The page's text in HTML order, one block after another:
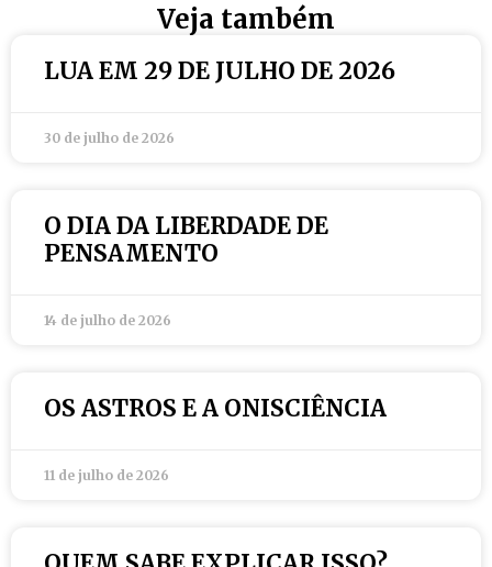
Veja também
LUA EM 29 DE JULHO DE 2026
30 de julho de 2026
O DIA DA LIBERDADE DE
PENSAMENTO
14 de julho de 2026
OS ASTROS E A ONISCIÊNCIA
11 de julho de 2026